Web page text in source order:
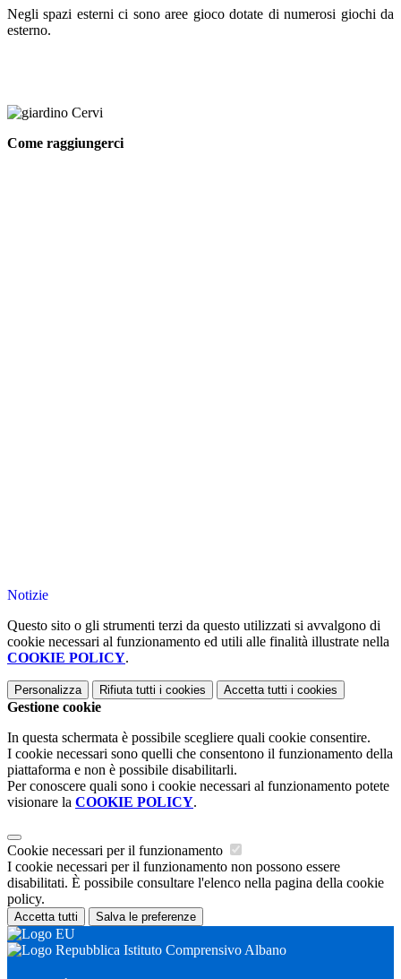
Negli spazi esterni ci sono aree gioco dotate di numerosi giochi da
esterno.
Come raggiungerci
Notizie
Questo sito o gli strumenti terzi da questo utilizzati si avvalgono di
cookie necessari al funzionamento ed utili alle finalità illustrate nella
COOKIE POLICY.
Personalizza Rifiuta tutti i cookies Accetta tutti i cookies
Gestione cookie
In questa schermata è possibile scegliere quali cookie consentire.
I cookie necessari sono quelli che consentono il funzionamento della
piattaforma e non è possibile disabilitarli.
Per conoscere quali sono i cookie necessari al funzionamento potete
visionare la COOKIE POLICY.
Cookie necessari per il funzionamento
I cookie necessari per il funzionamento non possono essere
disabilitati. È possibile consultare l'elenco nella pagina della cookie
policy.
Accetta tutti Salva le preferenze
Istituto Comprensivo Albano